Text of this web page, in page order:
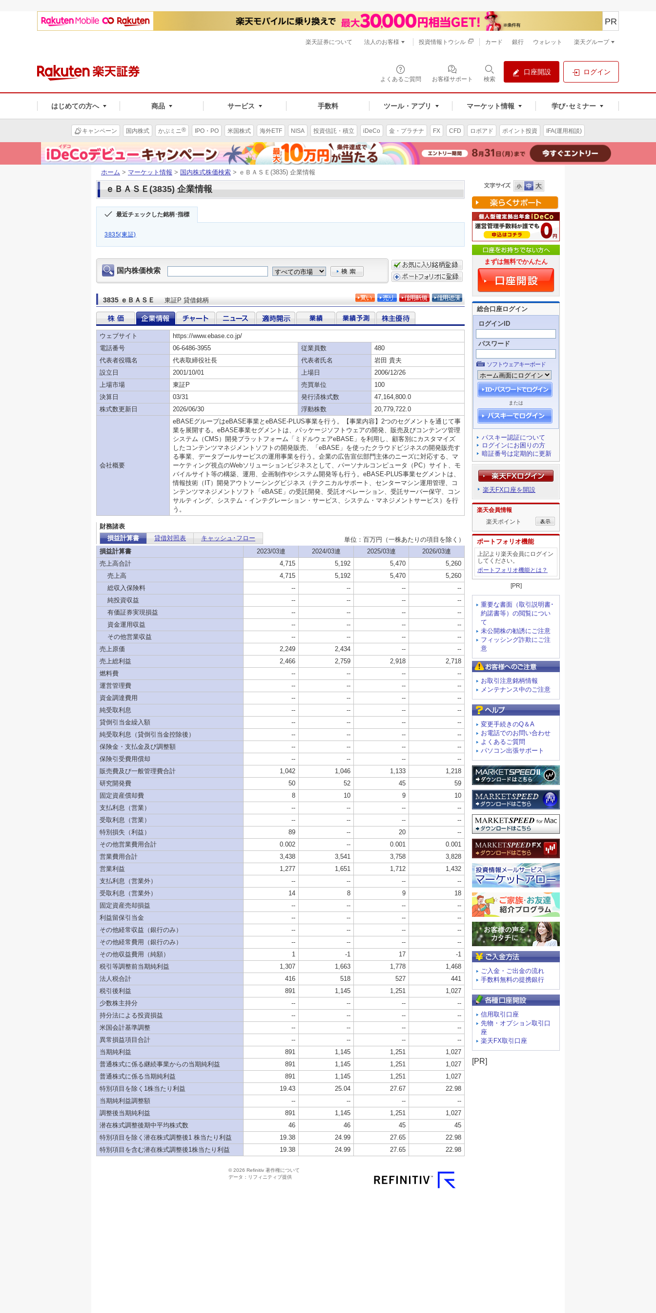
よくあるご質問 お客様サポート 検索
口座開設 ログイン
はじめての方へ 商品 サービス 手数料 ツール・アプリ マーケット情報 学び･セミナー
PR
楽天証券について 法人のお客様 投資情報トウシル カード 銀行 ウォレット 楽天グループ
キャンペーン 国内株式 かぶミニ® IPO・PO 米国株式 海外ETF NISA 投資信託・積立 iDeCo 金・プラチナ FX CFD ロボアド ポイント投資 IFA(運用相談)
ホーム > マーケット情報 > 国内株式株価検索 > ｅＢＡＳＥ(3835) 企業情報
ｅＢＡＳＥ(3835) 企業情報
最近チェックした銘柄･指標
3835(東証)
まずは無料でかんたん
総合口座ログイン
ログインID
パスワード
ソフトウェアキーボード
または
パスキー認証について
ログインにお困りの方
暗証番号は定期的に更新
楽天FX口座を開設
楽天会員情報
楽天ポイント
ポートフォリオ機能
上記より楽天会員にログイン
してください。
ポートフォリオ機能とは？
[PR]
重要な書面（取引説明書･
約諾書等）の閲覧につい
て
未公開株の勧誘にご注意
フィッシング詐欺にご注
意
お取引注意銘柄情報
メンテナンス中のご注意
変更手続きのQ＆A
お電話でのお問い合わせ
よくあるご質問
パソコン出張サポート
ご入金・ご出金の流れ
手数料無料の提携銀行
信用取引口座
先物・オプション取引口
座
楽天FX取引口座
[PR]